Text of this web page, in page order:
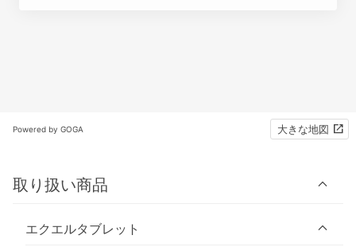
Powered by GOGA 大きな地図
取り扱い商品
エクエルタブレット